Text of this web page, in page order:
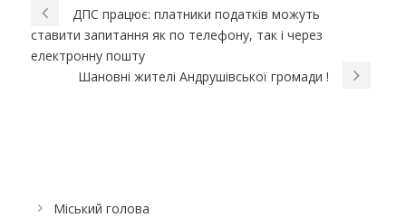
ДПС працює: платники податків можуть
ставити запитання як по телефону, так і через
електронну пошту
Шановні жителі Андрушівської громади !
Міський голова